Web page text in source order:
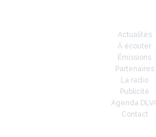
Actualités
À écouter
Émissions
Partenaires
La radio
Publicité
Agenda
Contact